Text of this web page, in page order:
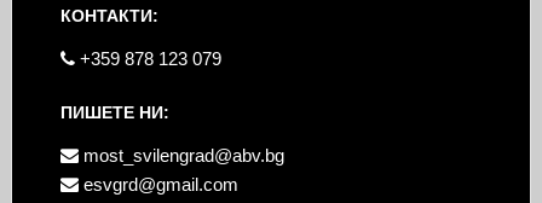
КОНТАКТИ:
+359 878 123 079
ПИШЕТЕ НИ:
most_svilengrad@abv.bg
esvgrd@gmail.com